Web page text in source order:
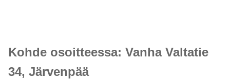
Kohde osoitteessa: Vanha Valtatie
34, Järvenpää